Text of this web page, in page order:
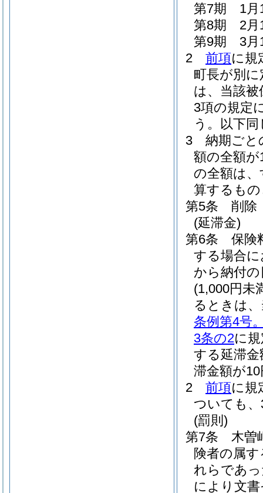
第7期 1月
第8期 2月
第9期 3月
2
前項に規
町長が別
は、当該
3項の規定
う。以下同
3
納期ごと
額の全額
の全額は
算するも
第5条
削除
(延滞金)
第6条
保険
する場合
から納付
(1,000円未
るときは
条例第4号
3条の2に
する延滞
滞金額が
2
前項に規
ついても
(罰則)
第7条
木曽
険者の属
れらであ
により文